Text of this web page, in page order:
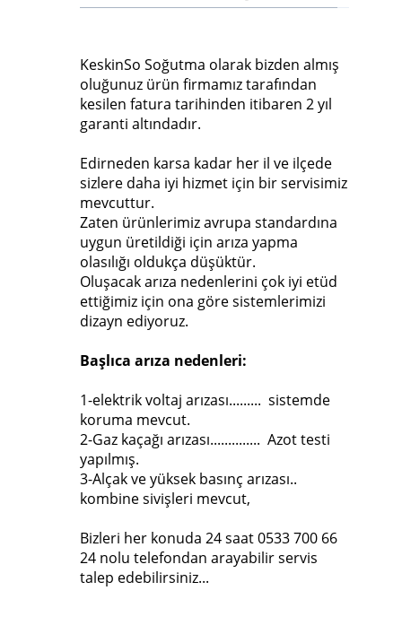
KeskinSo Soğutma olarak bizden almış
oluğunuz ürün firmamız tarafından
kesilen fatura tarihinden itibaren 2 yıl
garanti altındadır.
Edirneden karsa kadar her il ve ilçede
sizlere daha iyi hizmet için bir servisimiz
mevcuttur.
Zaten ürünlerimiz avrupa standardına
uygun üretildiği için arıza yapma
olasılığı oldukça düşüktür.
Oluşacak arıza nedenlerini çok iyi etüd
ettiğimiz için ona göre sistemlerimizi
dizayn ediyoruz.
Başlıca arıza nedenleri:
1-elektrik voltaj arızası......... sistemde
koruma mevcut.
2-Gaz kaçağı arızası.............. Azot testi
yapılmış.
3-Alçak ve yüksek basınç arızası..
kombine sivişleri mevcut,
Bizleri her konuda 24 saat 0533 700 66
24 nolu telefondan arayabilir servis
talep edebilirsiniz...